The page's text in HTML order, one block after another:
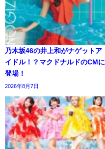
乃木坂46の井上和がナゲットア
イドル！？マクドナルドのCMに
登場！
2026年8月7日